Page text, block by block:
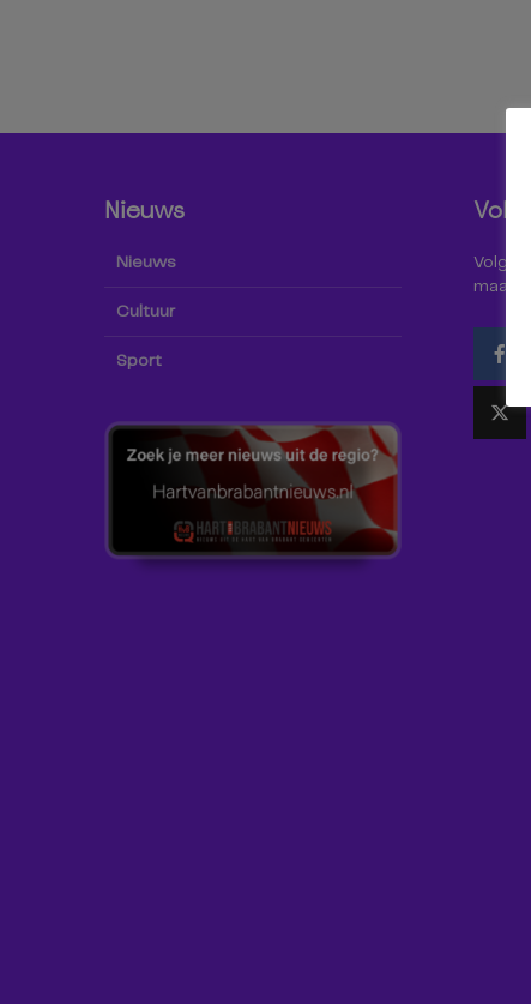
Nieuws
Nieuws
Cultuur
Sport
Volg
Volg
maar